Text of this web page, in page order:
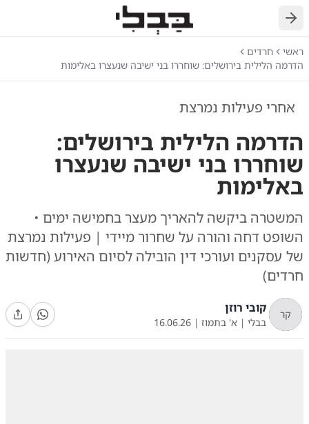
חזרה
ראשי
חרדים
הדרמה הלילית בירושלים: שוחררו בני ישיבה שנעצרו באלימות
אחרי פעילות נמרצת
הדרמה הלילית בירושלים:
שוחררו בני ישיבה שנעצרו
באלימות
המשטרה ביקשה להאריך מעצר בחמישה ימים •
השופט דחה והורה על שחרור מיידי | פעילות נמרצת
של עסקנים ועורכי דין הובילה לסיום האירוע (חדשות
חרדים)
קר קובי רוזן
בבלי | א' בתמוז |
16.06.26